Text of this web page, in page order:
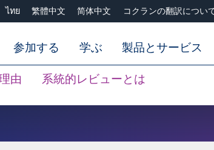
ไทย 繁體中文 简体中文 コクランの翻訳につい
由 系統的レビューとは
参加する 学ぶ 製品とサービス